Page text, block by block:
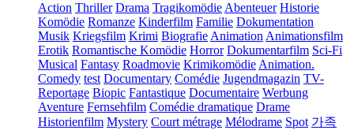
Action Thriller Drama TragikomödieAbenteuer Historie
Komödie Romanze Kinderfilm Familie Dokumentation
Musik Kriegsfilm Krimi BiografieAnimationAnimationsfilm
Erotik Romantische Komödie Horror Dokumentarfilm Sci-Fi
Musical Fantasy Roadmovie KrimikomödieAnimation.
Comedy test Documentary Comédie Jugendmagazin TV-
Reportage Biopic Fantastique Documentaire Werbung
Aventure Fernsehfilm Comédie dramatique Drame
Historienfilm Mystery Court métrage Mélodrame Spot 가족